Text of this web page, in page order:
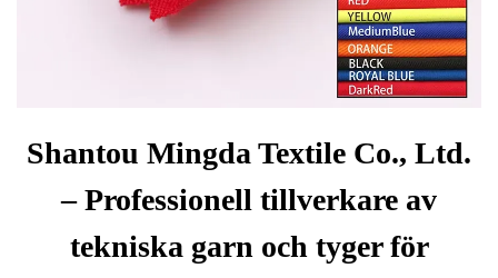
Shantou Mingda Textile Co., Ltd.
– Professionell tillverkare av
tekniska garn och tyger för